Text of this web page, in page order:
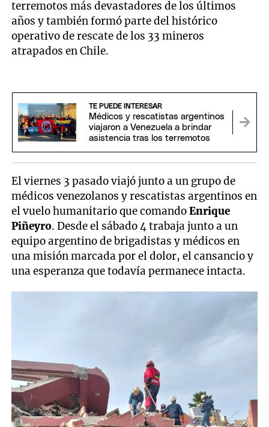
terremotos más devastadores de los últimos
años y también formó parte del histórico
operativo de rescate de los 33 mineros
atrapados en Chile.
TE PUEDE INTERESAR
Médicos y rescatistas argentinos
viajaron a Venezuela a brindar
asistencia tras los terremotos
El viernes 3 pasado viajó junto a un grupo de
médicos venezolanos y rescatistas argentinos en
el vuelo humanitario que comandoEnrique
Piñeyro. Desde el sábado 4 trabaja junto a un
equipo argentino de brigadistas y médicos en
una misión marcada por el dolor, el cansancio y
una esperanza que todavía permanece intacta.